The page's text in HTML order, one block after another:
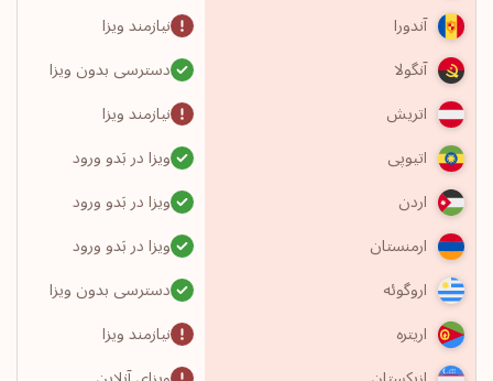
آندورا
نیازمند ویزا
آنگولا
دسترسی بدون ویزا
اتریش
نیازمند ویزا
اتیوپی
ویزا در بَدو ورود
اردن
ویزا در بَدو ورود
ارمنستان
ویزا در بَدو ورود
اروگوئه
دسترسی بدون ویزا
اریتره
نیازمند ویزا